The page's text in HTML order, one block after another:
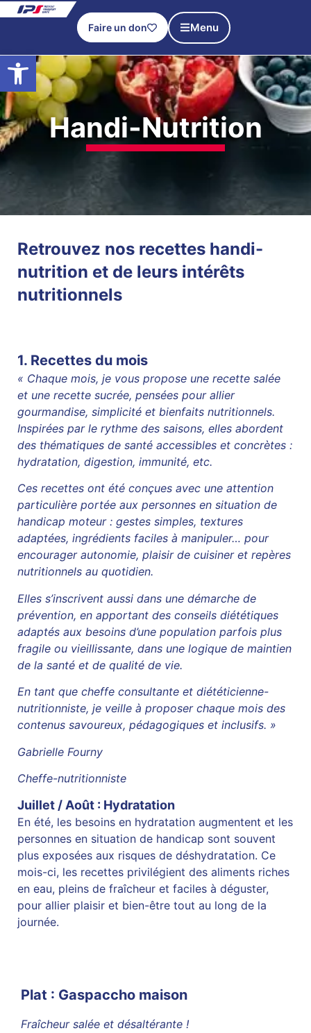
Ouvrir la barre d’outils
Faire un don Menu
Handi-Nutrition
Retrouvez nos recettes handi-
nutrition et de leurs intérêts
nutritionnels
1. Recettes du mois
« Chaque mois, je vous propose une recette salée
et une recette sucrée, pensées pour allier
gourmandise, simplicité et bienfaits nutritionnels.
Inspirées par le rythme des saisons, elles abordent
des thématiques de santé accessibles et concrètes :
hydratation, digestion, immunité, etc.
Ces recettes ont été conçues avec une attention
particulière portée aux personnes en situation de
handicap moteur : gestes simples, textures
adaptées, ingrédients faciles à manipuler… pour
encourager autonomie, plaisir de cuisiner et repères
nutritionnels au quotidien.
Elles s’inscrivent aussi dans une démarche de
prévention, en apportant des conseils diététiques
adaptés aux besoins d’une population parfois plus
fragile ou vieillissante, dans une logique de maintien
de la santé et de qualité de vie.
En tant que cheffe consultante et diététicienne-
nutritionniste, je veille à proposer chaque mois des
contenus savoureux, pédagogiques et inclusifs. »
Gabrielle Fourny
Cheffe-nutritionniste
Juillet / Août : Hydratation
En été, les besoins en hydratation augmentent et les
personnes en situation de handicap sont souvent
plus exposées aux risques de déshydratation. Ce
mois-ci, les recettes privilégient des aliments riches
en eau, pleins de fraîcheur et faciles à déguster,
pour allier plaisir et bien-être tout au long de la
journée.
Plat : Gaspaccho maison
Fraîcheur salée et désaltérante !